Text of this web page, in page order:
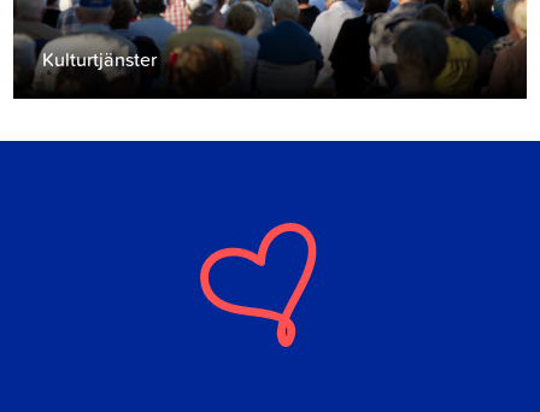
Kulturtjänster